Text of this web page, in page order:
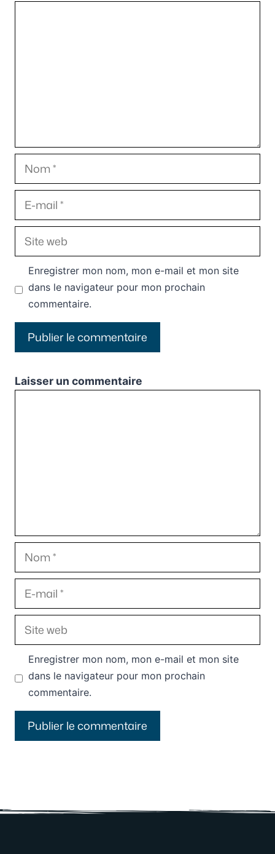
Nom
E-
mail
Site
web
Enregistrer mon nom, mon e-mail et mon site
dans le navigateur pour mon prochain
commentaire.
Laisser un commentaire
Nom
E-
mail
Site
web
Enregistrer mon nom, mon e-mail et mon site
dans le navigateur pour mon prochain
commentaire.